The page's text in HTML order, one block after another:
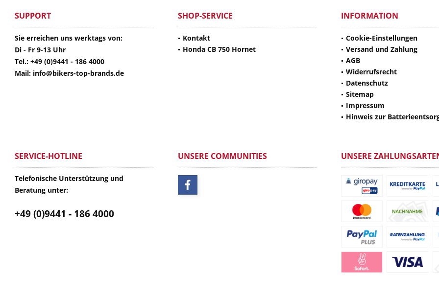
SUPPORT
Sie erreichen uns werktags von:
Di - Fr 9-13 Uhr
Tel.: +49 (0)9441 - 186 4000
Mail: info@bikers-top-brands.de
SHOP-SERVICE
Kontakt
Honda CB 750 Hornet
INFORMATION
Cookie-Einstellungen
Versand und Zahlung
AGB
Widerrufsrecht
Datenschutz
Sitemap
Impressum
Hinweis zur
SERVICE-HOTLINE
Telefonische Unterstützung und
Beratung unter:
+49 (0)9441 - 186 4000
UNSERE COMMUNITIES UNSERE